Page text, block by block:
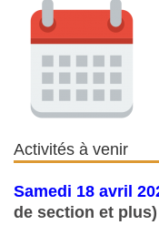
Activités à venir
Samedi 18 avril
de section et plus)